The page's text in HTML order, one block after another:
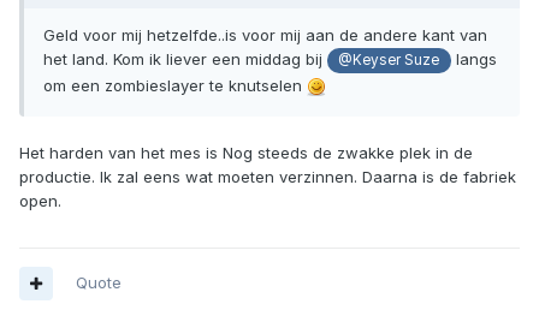
Geld voor mij hetzelfde..is voor mij aan de andere kant van
het land. Kom ik liever een middag bij
@Keyser Suze
langs
om een zombieslayer te knutselen
Het harden van het mes is Nog steeds de zwakke plek in de
productie. Ik zal eens wat moeten verzinnen. Daarna is de fabriek
open.
Quote